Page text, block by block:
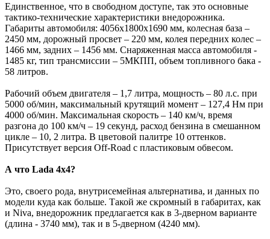
Единственное, что в свободном доступе, так это основные
тактико-технические характеристики внедорожника.
Габариты автомобиля: 4056x1800x1690 мм, колесная база –
2450 мм, дорожный просвет – 220 мм, колея передних колес –
1466 мм, задних – 1456 мм. Снаряженная масса автомобиля -
1485 кг, тип трансмиссии – 5МКПП, объем топливного бака -
58 литров.
Рабочий объем двигателя – 1,7 литра, мощность – 80 л.с. при
5000 об/мин, максимальный крутящий момент – 127,4 Нм при
4000 об/мин. Максимальная скорость – 140 км/ч, время
разгона до 100 км/ч – 19 секунд, расход бензина в смешанном
цикле – 10, 2 литра. В цветовой палитре 10 оттенков.
Присутствует версия Off-Road с пластиковым обвесом.
А что Lada 4x4?
Это, своего рода, внутрисемейная альтернатива, и данных по
модели куда как больше. Такой же скромный в габаритах, как
и Niva, внедорожник предлагается как в 3-дверном варианте
(длина - 3740 мм), так и в 5-дверном (4240 мм).